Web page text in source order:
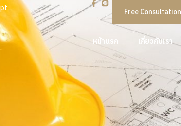
Free Consultation
หน้าแรก เกี่ยวกับเรา